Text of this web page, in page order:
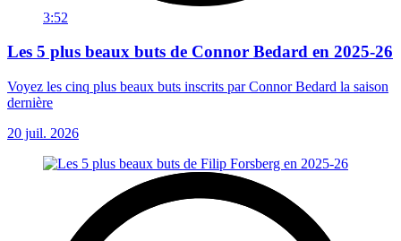
3:52
Les 5 plus beaux buts de Connor Bedard en 2025-26
Voyez les cinq plus beaux buts inscrits par Connor Bedard la saison
dernière
20 juil. 2026